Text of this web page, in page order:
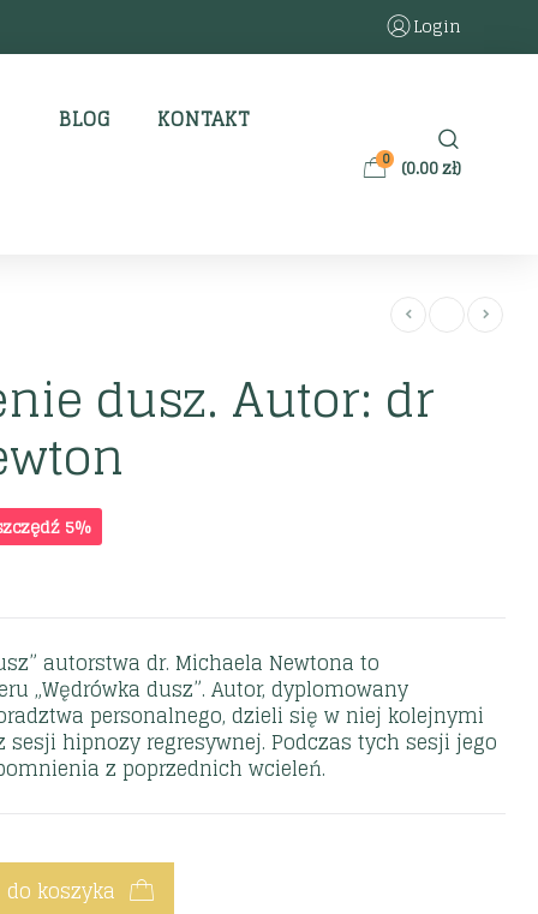
Login
BLOG KONTAKT
0 (0.00zł)
dusz. Autor: dr
5%
autorstwa dr. Michaela Newtona to
„Wędrówka dusz”. Autor, dyplomowany
personalnego, dzieli się w niej kolejnymi
hipnozy regresywnej. Podczas tych sesji jego
z poprzednich wcieleń.
do koszyka